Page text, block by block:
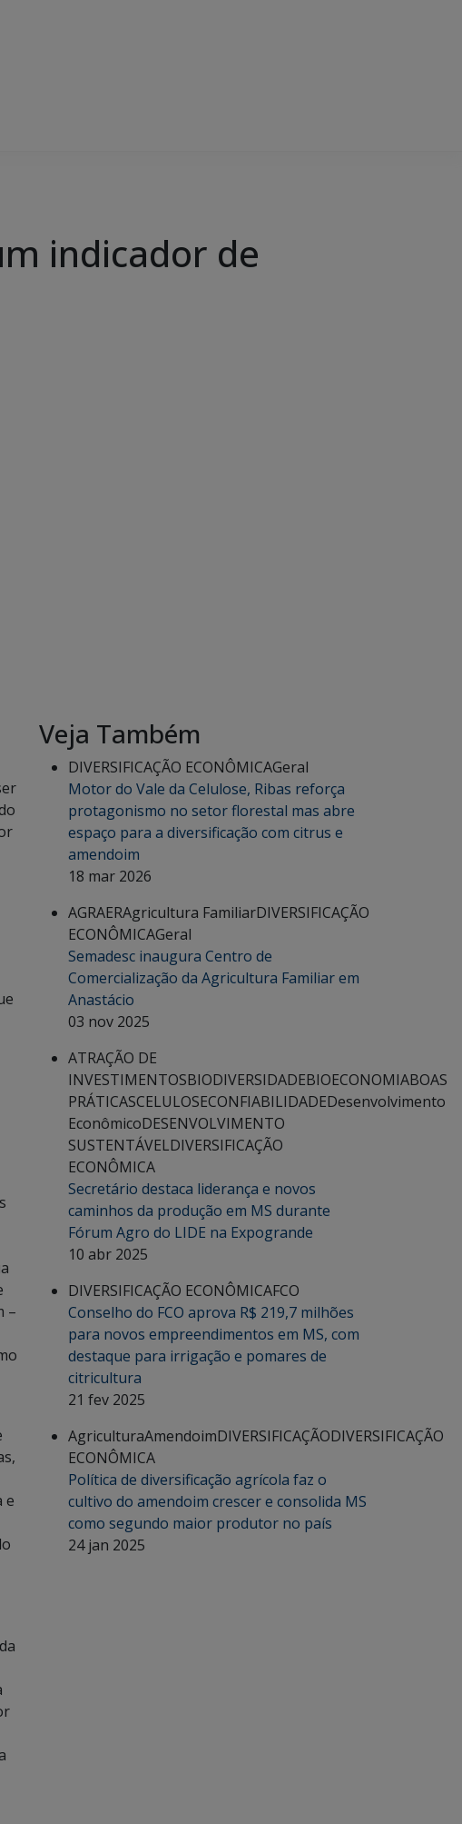
indicador de
–
e
Veja Também
DIVERSIFICAÇÃO ECONÔMICAGeral
Motor do Vale da Celulose, Ribas reforça
protagonismo no setor florestal mas abre
espaço para a diversificação com citrus e
amendoim
18 mar 2026
AGRAERAgricultura FamiliarDIVERSIFICAÇÃO
ECONÔMICAGeral
Semadesc inaugura Centro de
Comercialização da Agricultura Familiar em
Anastácio
03 nov 2025
ATRAÇÃO DE
INVESTIMENTOSBIODIVERSIDADEBIOECONOMIABOAS
PRÁTICASCELULOSECONFIABILIDADEDesenvolvimento
EconômicoDESENVOLVIMENTO
SUSTENTÁVELDIVERSIFICAÇÃO
ECONÔMICA
Secretário destaca liderança e novos
caminhos da produção em MS durante
Fórum Agro do LIDE na Expogrande
10 abr 2025
DIVERSIFICAÇÃO ECONÔMICAFCO
Conselho do FCO aprova R$ 219,7 milhões
para novos empreendimentos em MS, com
destaque para irrigação e pomares de
citricultura
21 fev 2025
AgriculturaAmendoimDIVERSIFICAÇÃODIVERSIFICAÇÃO
ECONÔMICA
Política de diversificação agrícola faz o
cultivo do amendoim crescer e consolida MS
como segundo maior produtor no país
24 jan 2025